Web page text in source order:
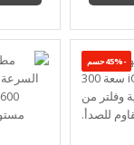
-45%حسم